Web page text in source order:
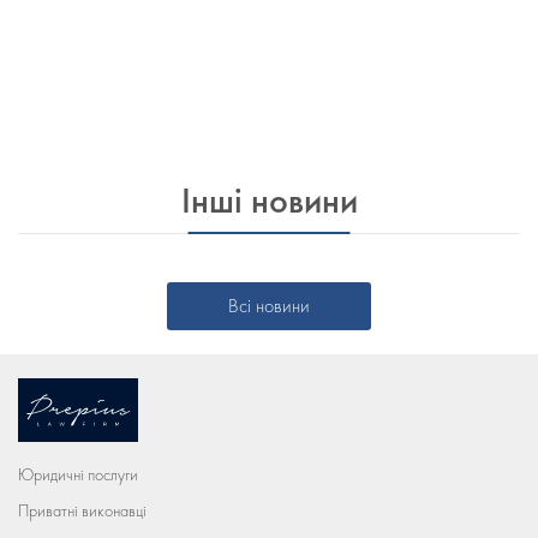
Інші новини
Всі новини
Юридичні послуги
Приватні виконавці